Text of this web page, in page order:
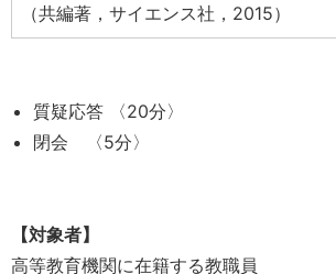
（共編著，サイエンス社，2015）
質疑応答 〈20分〉
閉会 〈5分〉
【対象者】
高等教育機関に在籍する教職員